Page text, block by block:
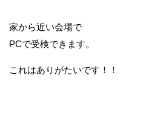
家から近い会場で
PCで受検できます。
これはありがたいです！！